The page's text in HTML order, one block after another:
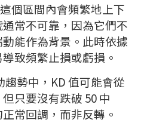
個區間內會頻繁地上下
常不可靠，因為它們不
能作為背景。此時依據
致頻繁止損或虧損。
勢中，KD 值可能會從
只要沒有跌破 50 中
常回調，而非反轉。